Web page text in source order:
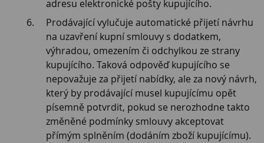
adresu elektronické pošty kupujícího.
Prodávající vylučuje automatické přijetí návrhu
na uzavření kupní smlouvy s dodatkem,
výhradou, omezením či odchylkou ze strany
kupujícího. Taková odpověď kupujícího se
nepovažuje za přijetí nabídky, ale za nový návrh,
který by prodávající musel kupujícímu opět
písemně potvrdit, pokud se nerozhodne takto
změněné podmínky smlouvy akceptovat
přímým splněním (dodáním zboží kupujícímu).